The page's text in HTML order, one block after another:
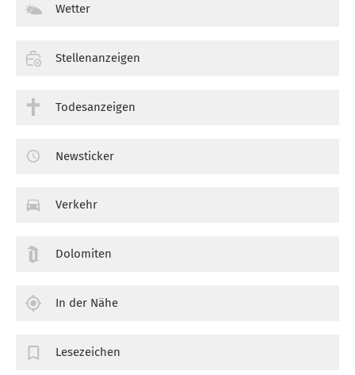
Wetter
Stellenanzeigen
Todesanzeigen
Newsticker
Verkehr
Dolomiten
In der Nähe
Lesezeichen